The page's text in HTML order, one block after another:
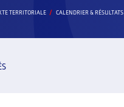
TERRITORIALE CALENDRIER & RÉSULTATS